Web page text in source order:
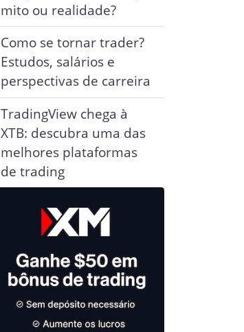
mito ou realidade?
Como se tornar trader?
Estudos, salários e
perspectivas de carreira
TradingView chega à
XTB: descubra uma das
melhores plataformas
de trading